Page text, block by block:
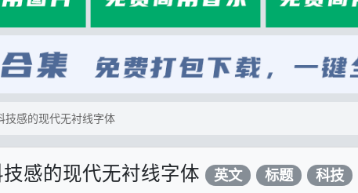
技感的现代无衬线字体
感的现代无衬线字体 英文 标题 科技